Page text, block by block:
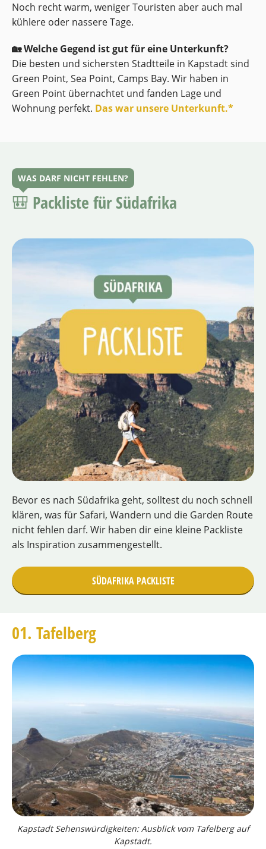
Noch recht warm, weniger Touristen aber auch mal
kühlere oder nassere Tage.
🏡 Welche Gegend ist gut für eine Unterkunft?
Die besten und sichersten Stadtteile in Kapstadt sind
Green Point, Sea Point, Camps Bay. Wir haben in
Green Point übernachtet und fanden Lage und
Wohnung perfekt. Das war unsere Unterkunft.*
WAS DARF NICHT FEHLEN?
🎒 Packliste für Südafrika
Bevor es nach Südafrika geht, solltest du noch schnell
klären, was für Safari, Wandern und die Garden Route
nicht fehlen darf. Wir haben dir eine kleine Packliste
als Inspiration zusammengestellt.
SÜDAFRIKA PACKLISTE
01. Tafelberg
Kapstadt Sehenswürdigkeiten: Ausblick vom Tafelberg auf
Kapstadt.